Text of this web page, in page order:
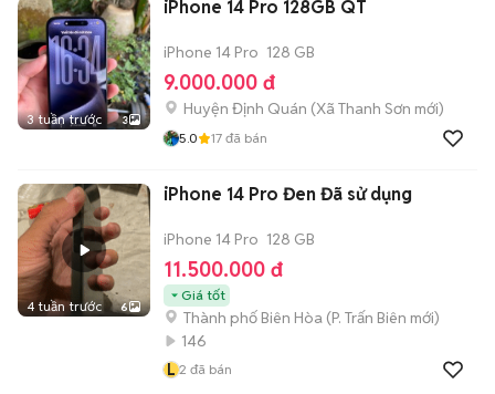
3 tuần trước 3
iPhone 14 Pro 128GB QT
iPhone 14 Pro 128 GB
9.000.000 đ
Huyện Định Quán (Xã Thanh Sơn mới)
5.0 17 đã bán
4 tuần trước 6
iPhone 14 Pro Đen Đã sử dụng
iPhone 14 Pro 128 GB
11.500.000 đ
Giá tốt
Thành phố Biên Hòa (P. Trấn Biên mới)
146
L 2 đã bán